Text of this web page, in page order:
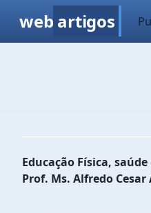
web artigos
Educação Física,
Prof. Ms. Alfredo